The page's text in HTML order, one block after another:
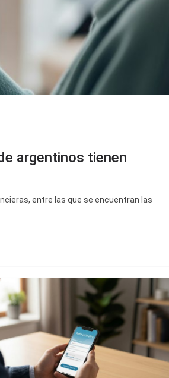
argentinos tienen
entre las que se encuentran las